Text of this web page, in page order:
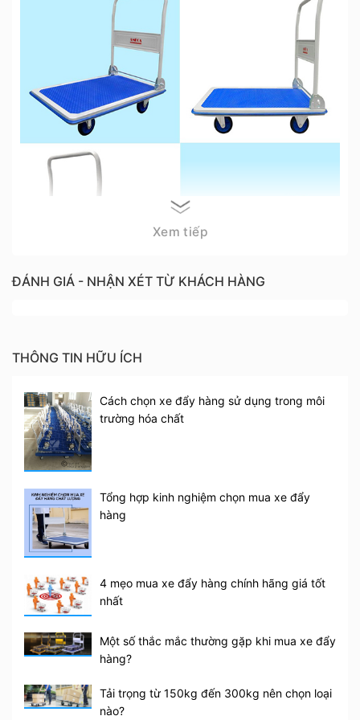
HAM-150S là dòng xe đẩy tải trọng lớn lên tới
bạc chịu lực. Giúp bạn đẩy hàng hóa nặng nhưng
không mất nhiều sức lực. Đặc biệt, nếu bạn sử dụng
xe ở trung tâm thương mại, chung cư, tòa nhà thì
bạn không phải lo lắng về độ ồn khi vận chuyển, Xe
đẩy cực kì êm ái, nhẹ nhàng.
HAM-150S
có cánh tay đẩy được thiết kế bo góc
phần tay cầm, nó có thể gấp gọn tiện lợi, giúp bạn
phẩm thuận tiện.
Xem tiếp
ĐÁNH GIÁ - NHẬN XÉT TỪ KHÁCH HÀNG
THÔNG TIN HỮU ÍCH
Cách chọn xe đẩy hàng sử dụng trong môi
trường hóa chất
Tổng hợp kinh nghiệm chọn mua xe đẩy
hàng
4 mẹo mua xe đẩy hàng chính hãng giá tốt
nhất
Một số thắc mắc thường gặp khi mua xe đẩy
hàng?
Tải trọng từ 150kg đến 300kg nên chọn loại
nào?